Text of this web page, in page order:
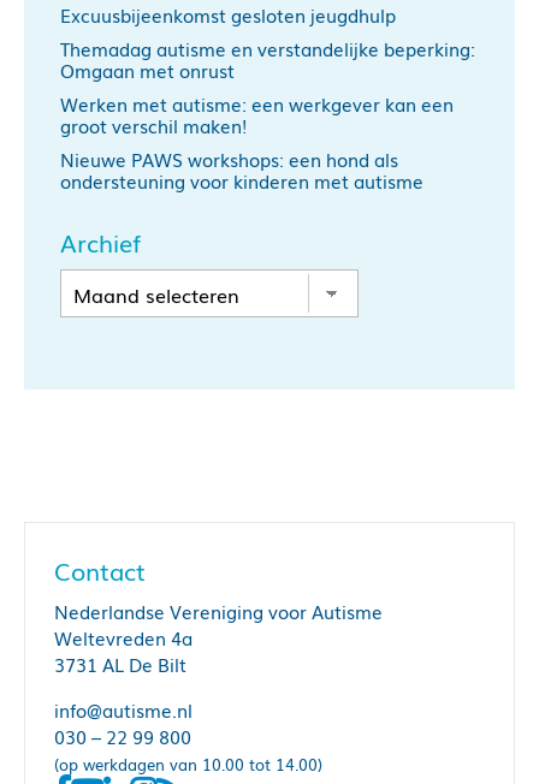
Excuusbijeenkomst gesloten jeugdhulp
Themadag autisme en verstandelijke beperking:
Omgaan met onrust
Werken met autisme: een werkgever kan een
groot verschil maken!
Nieuwe PAWS workshops: een hond als
ondersteuning voor kinderen met autisme
Archief
Contact
Nederlandse Vereniging voor Autisme
Weltevreden 4a
3731 AL De Bilt
info@autisme.nl
030 – 22 99 800
(op werkdagen van 10.00 tot 14.00)